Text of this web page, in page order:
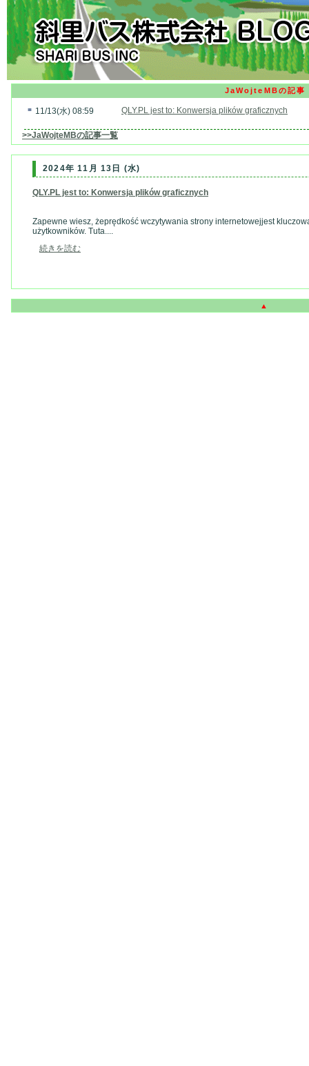
JaWojteMBの記事
■ 11/13(水) 08:59 QLY.PL jest to: Konwersja plików graficznych
>>JaWojteMBの記事一覧
2024年 11月 13日 (水)
QLY.PL jest to: Konwersja plików graficznych
Zapewne wiesz, żeprędkość wczytywania strony internetowejjest
użytkowników. Tuta....
続きを読む
▲